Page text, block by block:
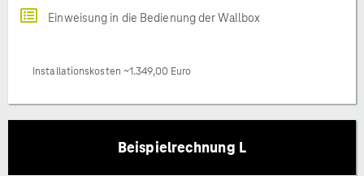
Einweisung in die Bedienung der Wallbox
Installationskosten ~1.349,00 Euro
Beispielrechnung L